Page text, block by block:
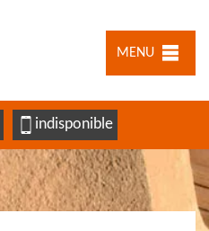
MENU
indisponible